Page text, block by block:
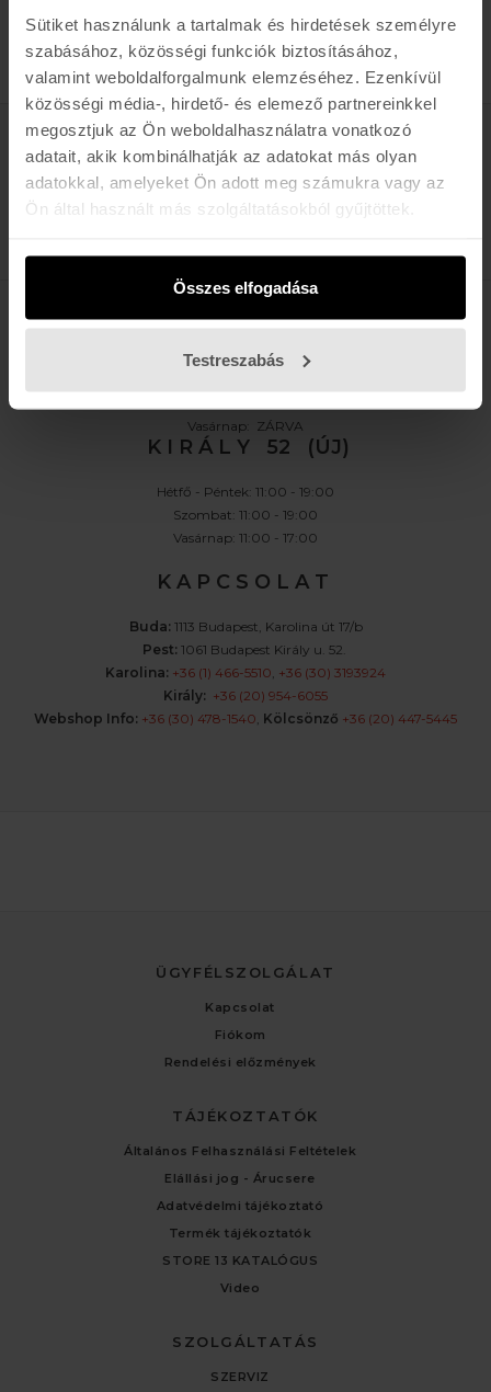
Sütiket használunk a tartalmak és hirdetések személyre
szabásához, közösségi funkciók biztosításához,
valamint weboldalforgalmunk elemzéséhez. Ezenkívül
közösségi média-, hirdető- és elemező partnereinkkel
megosztjuk az Ön weboldalhasználatra vonatkozó
adatait, akik kombinálhatják az adatokat más olyan
adatokkal, amelyeket Ön adott meg számukra vagy az
Ön által használt más szolgáltatásokból gyűjtöttek.
Összes elfogadása
Testreszabás
TERMÉK / OLDAL
Értesülj az újdonságokról, akciókról
E-MAIL
K A R O L I N A 17 / B
Vasárnap: ZÁRVA
K I R Á L Y 52 (ÚJ)
Hétfő - Péntek: 11:00 - 19:00
Szombat: 11:00 - 19:00
Vasárnap: 11:00 - 17:00
K A P C S O L A T
Buda: 1113 Budapest, Karolina út 17/b
Pest: 1061 Budapest Király u. 52.
Karolina: +36 (1) 466-5510 +36 (30) 3193924
Király: +36 (20) 954-6055
Webshop Info: +36 (30) 478-1540 Kölcsönző +36 (20) 447-5445
ÜGYFÉLSZOLGÁLAT
Kapcsolat
Fiókom
Rendelési előzmények
TÁJÉKOZTATÓK
Általános Felhasználási Feltételek
Elállási jog - Árucsere
Adatvédelmi tájékoztató
Termék tájékoztatók
STORE 13 KATALÓGUS
Video
SZOLGÁLTATÁS
SZERVIZ